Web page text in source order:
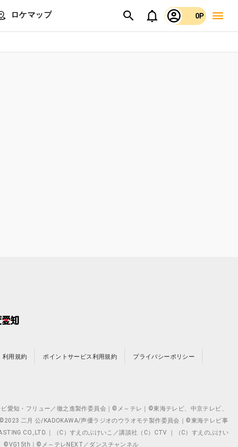
ロケマップ 0P
利用規約 ポイントサービス利用規約 プライバシーポリシー
知・フリュー／徹之進製作委員会｜©メ～テレ｜©東海テレビ、中京テレビ、
二月 公/KADOKAWA/声優ラジオのウラオモテ製作委員会｜©東海テレビ事
CO.,LTD.｜（C）すえのぶけいこ／講談社（C）CTV ｜（C）すえのぶけい
©VG15th｜©メ～テレNEXT／ダンスチャンネル